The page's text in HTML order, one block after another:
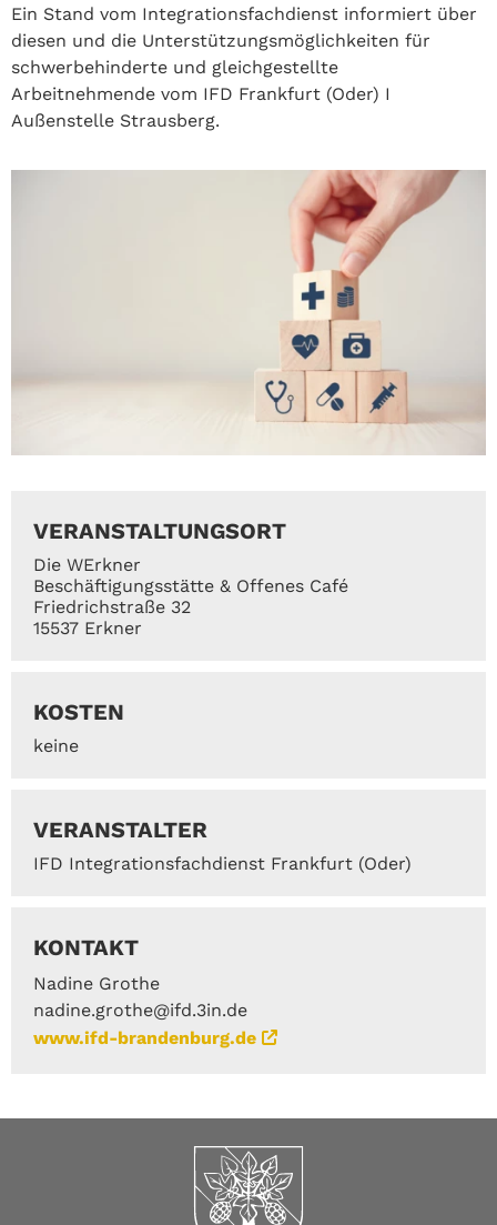
Ein Stand vom Integrationsfachdienst informiert über
diesen und die Unterstützungsmöglichkeiten für
schwerbehinderte und gleichgestellte
Arbeitnehmende vom IFD Frankfurt (Oder) I
Außenstelle Strausberg.
VERANSTALTUNGSORT
Die WErkner
Beschäftigungsstätte & Offenes Café
Friedrichstraße 32
15537 Erkner
KOSTEN
keine
VERANSTALTER
IFD Integrationsfachdienst Frankfurt (Oder)
KONTAKT
Nadine Grothe
nadine.grothe@ifd.3in.de
www.ifd-brandenburg.de